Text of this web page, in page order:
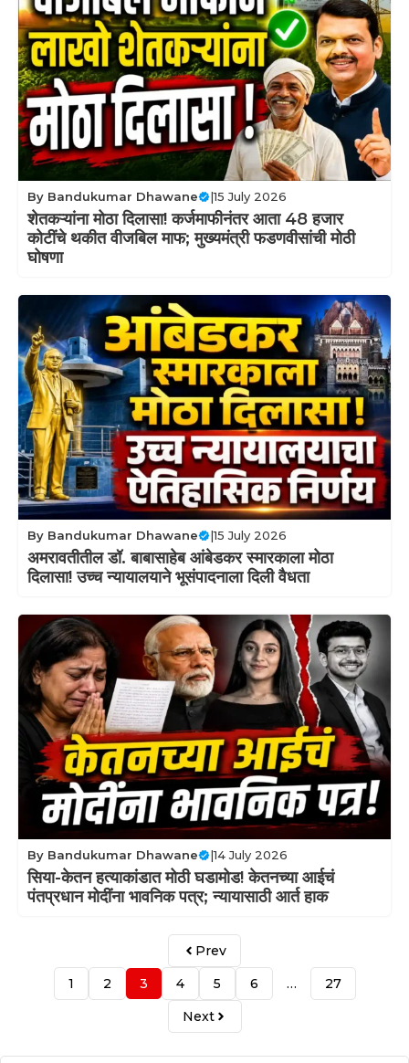
By Bandukumar Dhawane |15 July 2026
शेतकऱ्यांना मोठा दिलासा! कर्जमाफीनंतर आता 48 हजार
कोटींचे थकीत वीजबिल माफ; मुख्यमंत्री फडणवीसांची मोठी
घोषणा
By Bandukumar Dhawane |15 July 2026
अमरावतीतील डॉ. बाबासाहेब आंबेडकर स्मारकाला मोठा
दिलासा! उच्च न्यायालयाने भूसंपादनाला दिली वैधता
By Bandukumar Dhawane |14 July 2026
सिया-केतन हत्याकांडात मोठी घडामोड! केतनच्या आईचं
पंतप्रधान मोदींना भावनिक पत्र; न्यायासाठी आर्त हाक
Prev
1
2 3 4 5 6 …
27
Next